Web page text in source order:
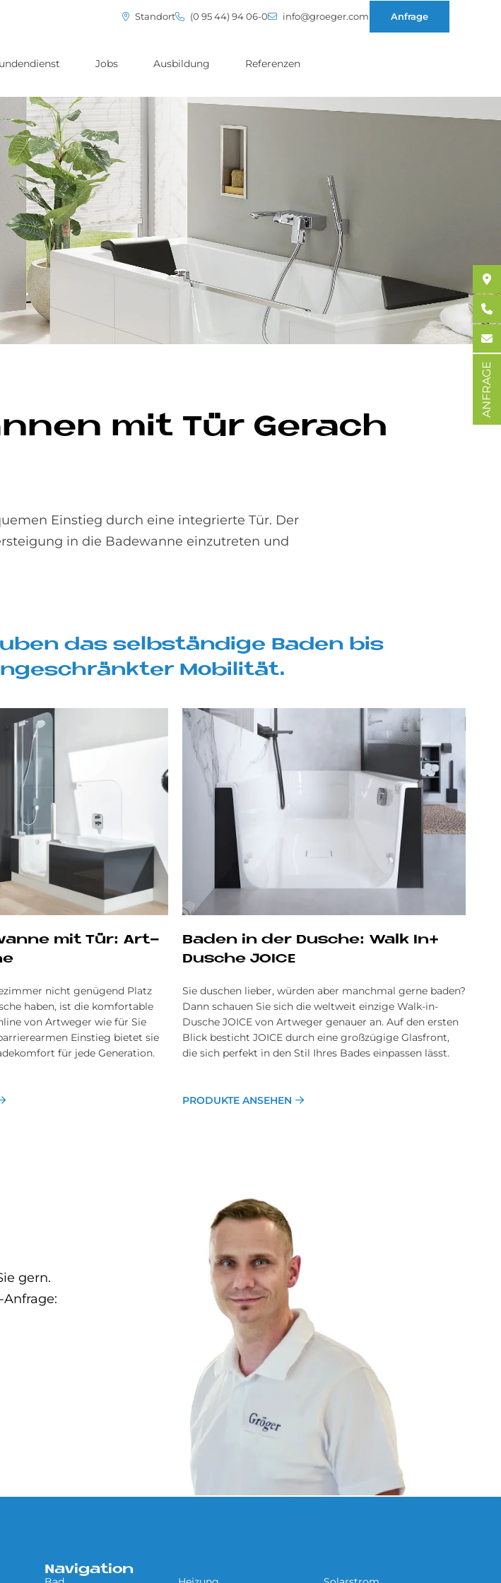
Standort (0 95 44) 94 06-0 info@groeger.com Anfrage
Jobs Ausbildung Referenzen
mit Tür Ge­rach
Einstieg durch eine integrierte Tür. Der
in die Badewanne einzutreten und
das selb­stän­di­ge Ba­den bis
Mo­bi­li­tät.
mit Tür: Art­
nicht genügend Platz
haben, ist die komfortable
von Artweger wie für Sie
Einstieg bietet sie
für jede Generation.
Ba­den in der Du­sche: Walk In+
Du­sche JOICE
Sie duschen lieber, würden aber manchmal gerne baden?
Dann schauen Sie sich die weltweit einzige Walk-in-
Dusche JOICE von Artweger genauer an. Auf den ersten
Blick besticht JOICE durch eine großzügige Glasfront,
die sich perfekt in den Stil Ihres Bades einpassen lässt.
PRODUKTE ANSEHEN
gern.
Navigation
ANFRAGE